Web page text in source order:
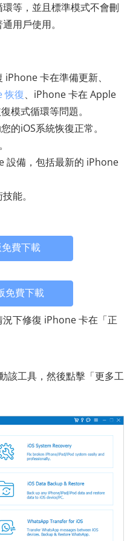
等，並且標準模式不會刪
用戶使用。
卡在準備更新、
恢復、iPhone 卡在 Apple
模式循環等問題。
的iOS系統恢復正常。
。
設備，包括最新的 iPhone
能。
免費下載
免費下載
下修復 iPhone 卡在「正
該工具，然後點擊「更多工